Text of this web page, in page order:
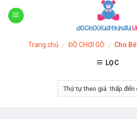
Skip
Trang chủ / ĐỒ CHƠI GỖ / Cho
LỌC